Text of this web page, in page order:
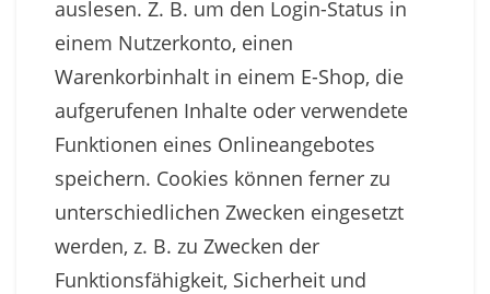
auslesen. Z. B. um den Login-Status in
einem Nutzerkonto, einen
Warenkorbinhalt in einem E-Shop, die
aufgerufenen Inhalte oder verwendete
Funktionen eines Onlineangebotes
speichern. Cookies können ferner zu
unterschiedlichen Zwecken eingesetzt
werden, z. B. zu Zwecken der
Funktionsfähigkeit, Sicherheit und